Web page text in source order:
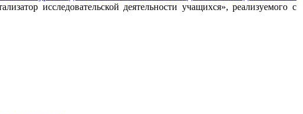
исследовательской деятельности учащихся», реализуемого с